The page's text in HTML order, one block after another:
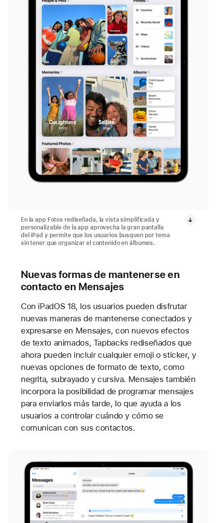
En la app Fotos rediseñada, la vista simplificada y
personalizable de la app aprovecha la gran pantalla
del iPad y permite que los usuarios busquen por tema
sin tener que organizar el contenido en álbumes.
Nuevas formas de mantenerse en
contacto en Mensajes
Con iPadOS 18, los usuarios pueden disfrutar
nuevas maneras de mantenerse conectados y
expresarse en Mensajes, con nuevos efectos
de texto animados, Tapbacks rediseñados que
ahora pueden incluir cualquier emoji o sticker, y
nuevas opciones de formato de texto, como
negrita, subrayado y cursiva. Mensajes también
incorpora la posibilidad de programar mensajes
para enviarlos más tarde, lo que ayuda a los
usuarios a controlar cuándo y cómo se
comunican con sus contactos.